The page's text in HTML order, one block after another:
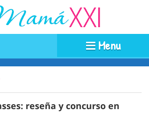
Menu
reseña y concurso en